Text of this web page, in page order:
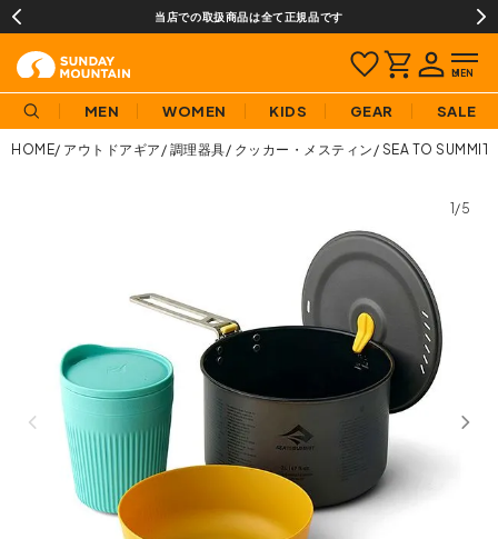
当店での取扱商品は全て正規品です
MEN WOMEN KIDS GEAR SALE
HOME アウトドアギア 調理器具 クッカー・メスティン SEA TO SUMMIT
1/5